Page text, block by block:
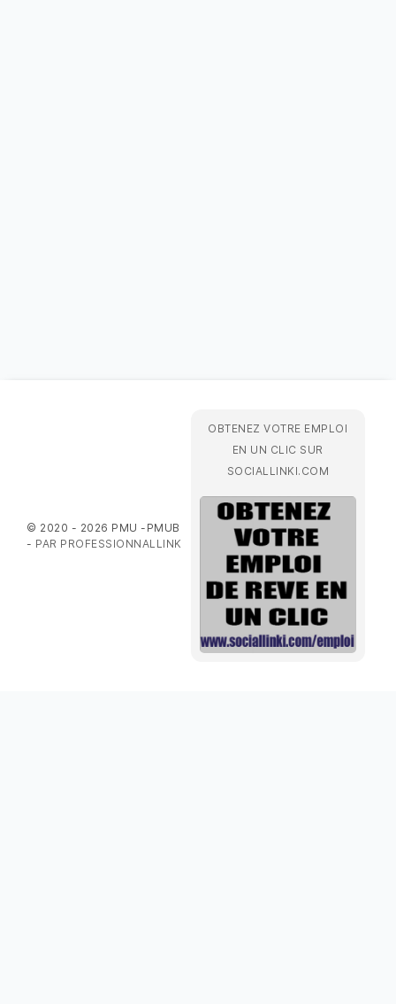
© 2020 - 2026 PMU -PMUB
- PAR PROFESSIONNALLINK
OBTENEZ VOTRE EMPLOI
EN UN CLIC SUR
SOCIALLINKI.COM